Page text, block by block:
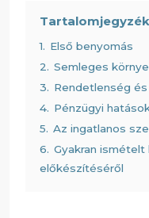
Tartalomjegyzék
1. Első benyomás
2. Semleges
3. Rendetlenség
4. Pénzügyi
5. Az ingatlanos
6. Gyakran
előkészítéséről